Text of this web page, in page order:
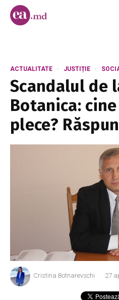
ACTUALITATE JUSTIȚIE
Scandalul de
Botanica:
plece?
Cristina Botnarevschi 27